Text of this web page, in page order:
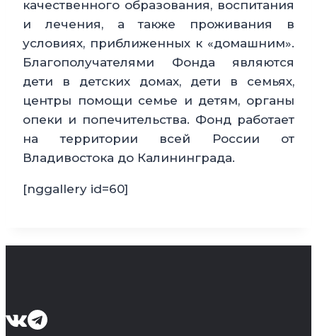
качественного образования, воспитания
и лечения, а также проживания в
условиях, приближенных к «домашним».
Благополучателями Фонда являются
дети в детских домах, дети в семьях,
центры помощи семье и детям, органы
опеки и попечительства. Фонд работает
на территории всей России от
Владивостока до Калининграда.
[nggallery id=60]